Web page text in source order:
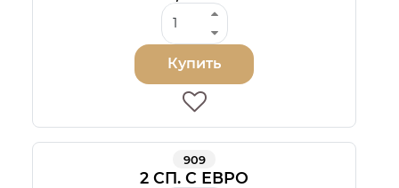
Купить
909
2 СП. С ЕВРО